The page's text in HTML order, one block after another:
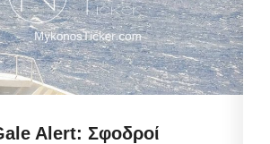
Alert: Σφοδροί